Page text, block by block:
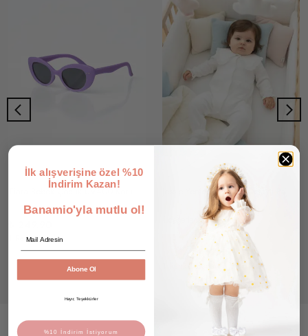
1 Renk 1 Beden
1 değerlendirme
₺ 599.90
₺ 529.90
1 Renk 2 Beden
İlk alışverişine özel %10
İndirim Kazan!
Banamio'yla mutlu ol!
Abone Ol
Hayır, Teşekkürler
%10 İndirim İstiyorum